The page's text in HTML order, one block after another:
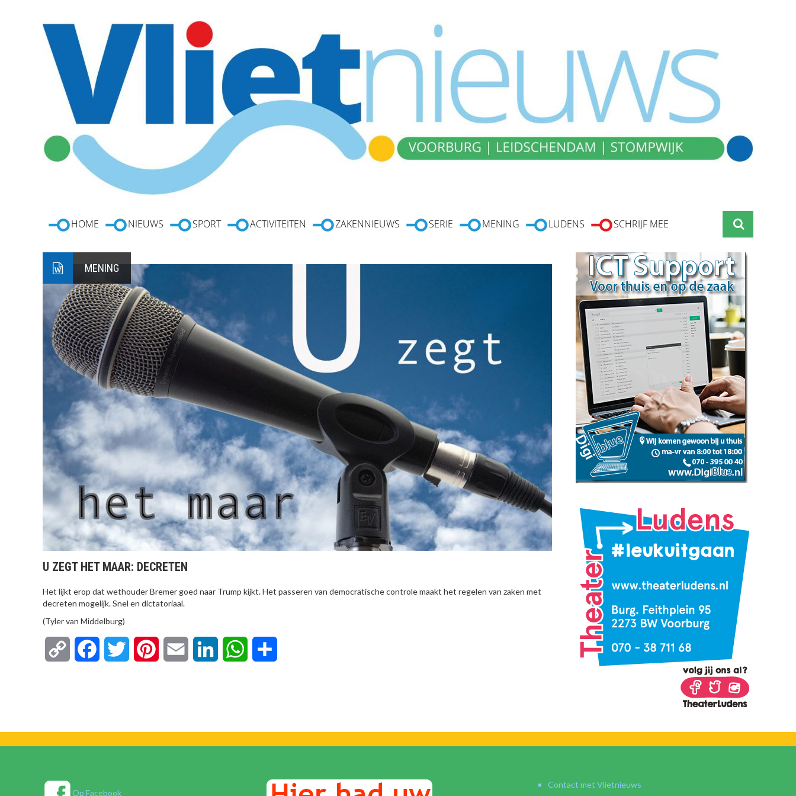
HOME NIEUWS SPORT ACTIVITEITEN ZAKENNIEUWS SERIE MENING LUDENS SCHRIJF MEE
MENING
U ZEGT HET MAAR: DECRETEN
Het lijkt erop dat wethouder Bremer goed naar Trump kijkt. Het passeren van democratische controle maakt het regelen van zaken met
decreten mogelijk. Snel en dictatoriaal.
(Tyler van Middelburg)
Copy FacebookTwitter Pinterest Email LinkedIn WhatsApp
Op Facebook
Contact met Vlietnieuws